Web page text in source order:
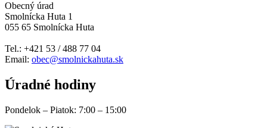
Obecný úrad
Smolnícka Huta 1
055 65 Smolnícka Huta
Tel.: +421 53 / 488 77 04
Email: obec@smolnickahuta.sk
Úradné hodiny
Pondelok – Piatok: 7:00 – 15:00